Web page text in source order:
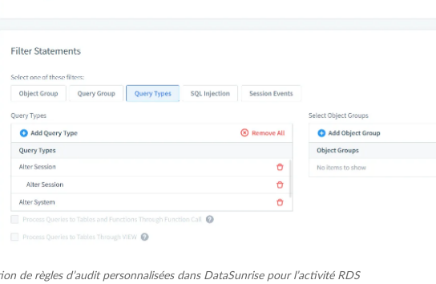
de règles d’audit personnalisées dans DataSunrise pour l’activité RDS